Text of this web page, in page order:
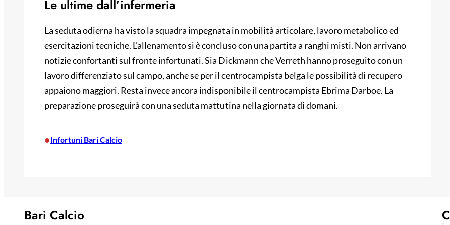
Le ultime dall’infermeria
La seduta odierna ha visto la squadra impegnata in mobilità articolare, lavoro metabolico ed
esercitazioni tecniche. L’allenamento si è concluso con una partita a ranghi misti. Non arrivano
notizie confortanti sul fronte infortunati. Sia Dickmann che Verreth hanno proseguito con un
lavoro differenziato sul campo, anche se per il centrocampista belga le possibilità di recupero
appaiono maggiori. Resta invece ancora indisponibile il centrocampista Ebrima Darboe. La
preparazione proseguirà con una seduta mattutina nella giornata di domani.
•Infortuni Bari Calcio
Bari Calcio